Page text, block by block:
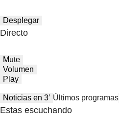
Desplegar
Directo
Mute
Volumen
Play
Noticias en 3′ Últimos programas
Estas escuchando